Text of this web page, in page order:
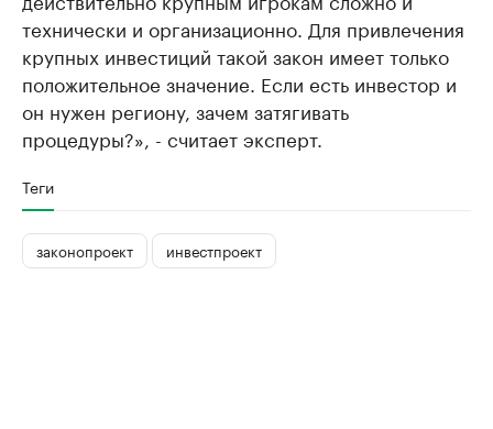
технически и организационно. Для привлечения
крупных инвестиций такой закон имеет только
положительное значение. Если есть инвестор и
он нужен региону, зачем затягивать
процедуры?», - считает эксперт.
Теги
законопроект инвестпроект